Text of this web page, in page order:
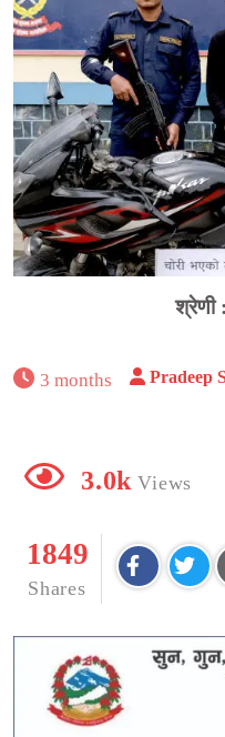
श्रेणी :
3 months Pradeep
3.0k Views
1849
Shares